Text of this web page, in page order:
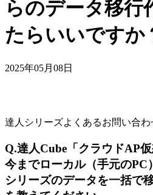
らのデータ移行
たらいいですか
2025年05月08日
達人シリーズよくあるお問い合わ
Q.達人Cube「クラウドAP
今までローカル（手元のPC
シリーズのデータを一括で